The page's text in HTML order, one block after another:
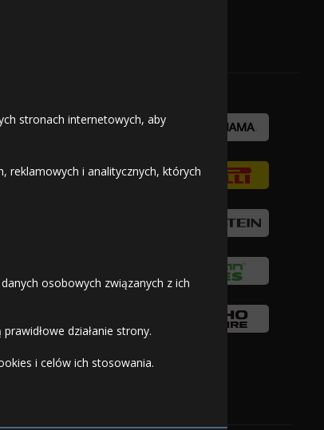
stronach internetowych, aby
reklamowych i analitycznych, których
osobowych związanych z ich
działanie strony.
i celów ich stosowania.